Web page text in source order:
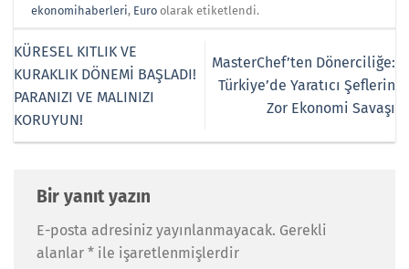
ekonomihaberleri, Euro olarak etiketlendi.
KÜRESEL KITLIK VE
KURAKLIK DÖNEMİ BAŞLADI!
PARANIZI VE MALINIZI
KORUYUN!
MasterChef’ten Dönerciliğe:
Türkiye’de Yaratıcı Şeflerin
Zor Ekonomi Savaşı
Bir yanıt yazın
E-posta adresiniz yayınlanmayacak. Gerekli
alanlar * ile işaretlenmişlerdir